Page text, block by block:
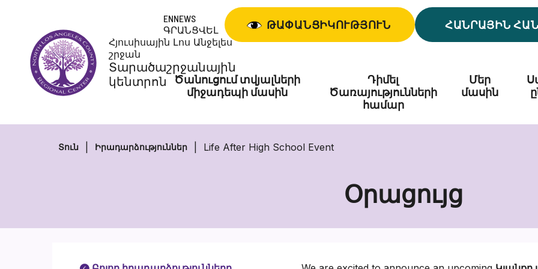
Հյուսիսային Լոս Անջելես
շրջան
Տարածաշրջանային
կենտրոն
ENNEWS
ԳՐԱՆՑՎԵԼ
ԹԱՓԱՆՑԻԿՈՒԹՅՈՒՆ ՀԱՆՐԱՅԻՆ
Ծանուցում տվյալների
միջադեպի մասին
Դիմել
Ծառայությունների
համար
Մեր
մասին
Տուն Իրադարձություններ Life After High School Event
Օրացույց